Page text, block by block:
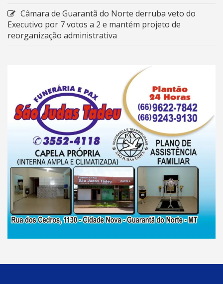
Câmara de Guarantã do Norte derruba veto do
Executivo por 7 votos a 2 e mantém projeto de
reorganização administrativa